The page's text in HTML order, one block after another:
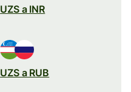
UZS a INR
UZS a RUB